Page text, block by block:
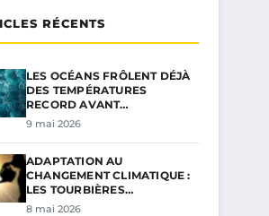
RÉCENTS
LES OCÉANS FRÔLENT DÉJÀ
DES TEMPÉRATURES
RECORD AVANT…
9 mai 2026
ADAPTATION AU
CHANGEMENT CLIMATIQUE :
LES TOURBIÈRES…
8 mai 2026